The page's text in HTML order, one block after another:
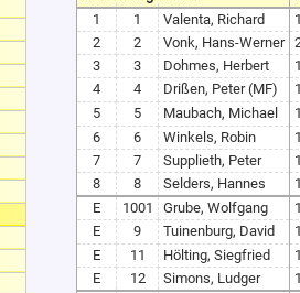
1
1 Valenta, Richard
2
2 Vonk, Hans-Werner
3
3 Dohmes, Herbert
4
4 Drißen, Peter (MF)
5
5 Maubach, Michael
6
6 Winkels, Robin
7
7 Supplieth, Peter
8
8 Selders, Hannes
E
1001 Grube, Wolfgang
E
9 Tuinenburg, David
E
11 Hölting, Siegfried
E
12 Simons, Ludger